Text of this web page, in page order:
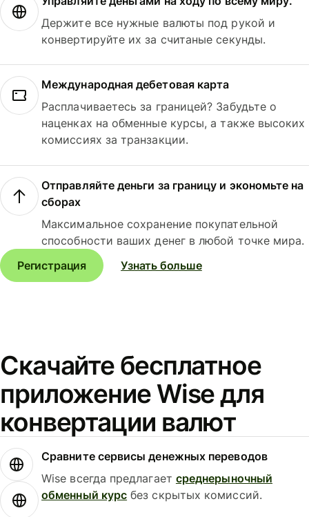
Держите все нужные валюты под рукой и
конвертируйте их за считаные секунды.
Международная дебетовая карта
Расплачиваетесь за границей? Забудьте о
наценках на обменные курсы, а также высоких
комиссиях за транзакции.
Отправляйте деньги за границу и экономьте на
сборах
Максимальное сохранение покупательной
способности ваших денег в любой точке мира.
Регистрация
Узнать больше
Скачайте бесплатное
приложение Wise для
конвертации валют
Сравните сервисы денежных переводов
Wise всегда предлагает среднерыночный
обменный курс без скрытых комиссий.